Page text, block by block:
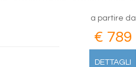
a partire da
€ 789
DETTAGLI